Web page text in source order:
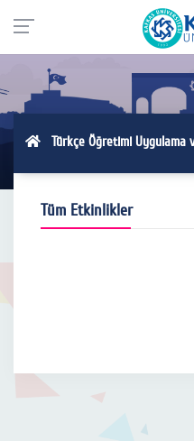
Türkçe Öğretimi Uygulama
Tüm Etkinlikler